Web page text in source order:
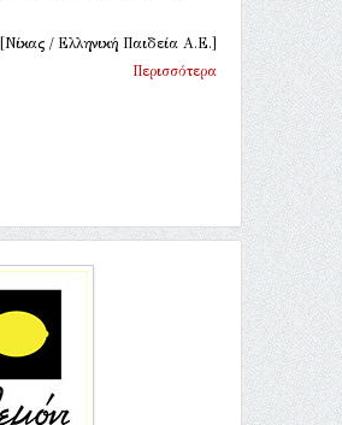
[Νίκας / Ελληνική Παιδεία Α.Ε.]
Περισσότερα